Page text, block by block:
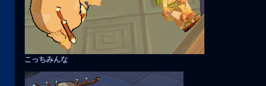
こっちみんな